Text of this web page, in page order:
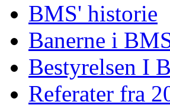
BMS' historie
Banerne i
Bestyrelsen I
Referater fra